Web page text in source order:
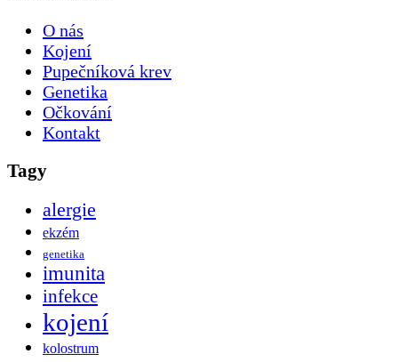
O nás
Kojení
Pupečníková krev
Genetika
Očkování
Kontakt
Tagy
alergie
ekzém
genetika
imunita
infekce
kojení
kolostrum